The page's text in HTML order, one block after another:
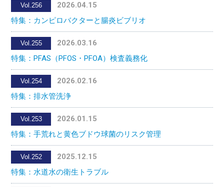
Vol.256
2026.04.15
特集：カンピロバクターと腸炎ビブリオ
Vol.255
2026.03.16
特集：PFAS（PFOS・PFOA）検査義務化
Vol.254
2026.02.16
特集：排水管洗浄
Vol.253
2026.01.15
特集：手荒れと黄色ブドウ球菌のリスク管理
Vol.252
2025.12.15
特集：水道水の衛生トラブル